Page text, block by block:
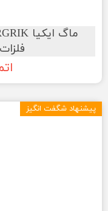
پیشنهاد شگفت انگیز